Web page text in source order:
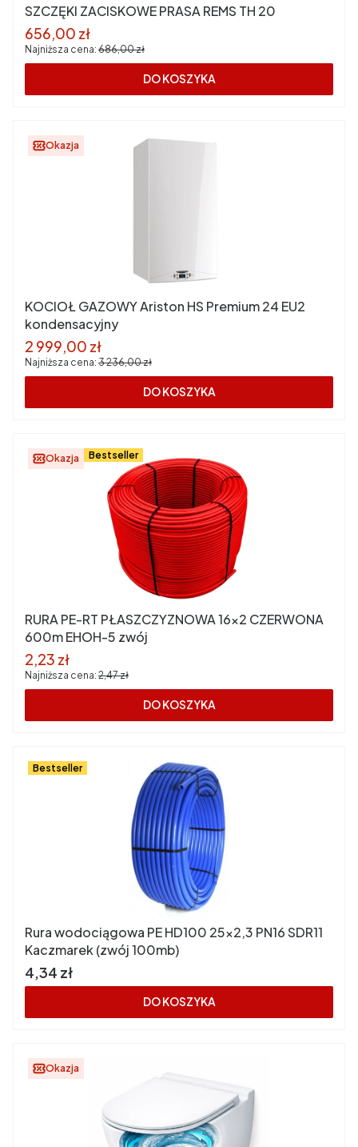
SZCZĘKI ZACISKOWE PRASA REMS TH 20
Cena promocyjna
656,00 zł
Najniższa cena: 686,00 zł
DO KOSZYKA
Okazja
KOCIOŁ GAZOWY Ariston HS Premium 24 EU2
kondensacyjny
Cena promocyjna
2 999,00 zł
Najniższa cena: 3 236,00 zł
DO KOSZYKA
Okazja Bestseller
RURA PE-RT PŁASZCZYZNOWA 16x2 CZERWONA
600m EHOH-5 zwój
Cena promocyjna
2,23 zł
Najniższa cena: 2,47 zł
DO KOSZYKA
Bestseller
Rura wodociągowa PE HD100 25x2,3 PN16 SDR11
Kaczmarek (zwój 100mb)
Cena
4,34 zł
DO KOSZYKA
Okazja